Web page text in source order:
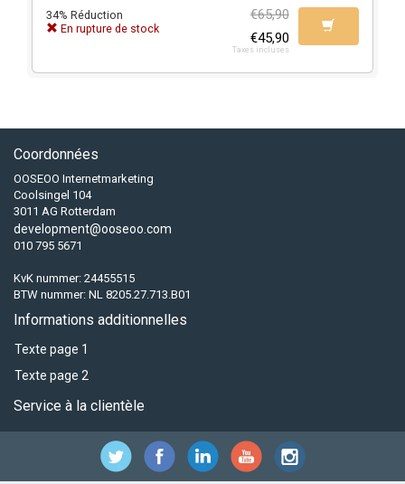
34% Réduction
€65,90
€45,90
Taxes incluses
En rupture de stock
Coordonnées
OOSEOO Internetmarketing
Coolsingel 104
3011 AG Rotterdam
development@ooseoo.com
010 795 5671
KvK nummer: 24455515
BTW nummer: NL 8205.27.713.B01
Informations additionnelles
Texte page 1
Texte page 2
Service à la clientèle